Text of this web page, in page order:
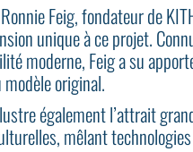
Feig, fondateur de
unique à ce projet.
moderne, Feig a su
original.
également l’attrait
mêlant